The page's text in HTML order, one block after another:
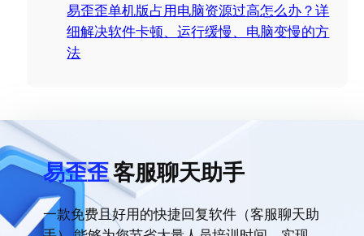
易歪歪单机版占用电脑资源过高怎么办？详
细解决软件卡顿、运行缓慢、电脑变慢的方
法
易歪歪客服聊天助手
一款免费且好用的快捷回复软件（客服聊天助